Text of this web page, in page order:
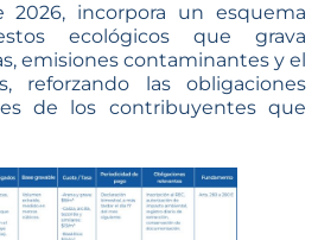
incorpora un esquema
ecológicos que grava
emisiones contaminantes y el
reforzando las obligaciones
de los contribuyentes que